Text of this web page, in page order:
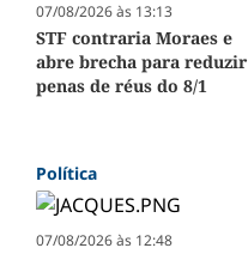
07/08/2026 às 13:13
STF contraria Moraes e
abre brecha para reduzir
penas de réus do 8/1
Política
07/08/2026 às 12:48